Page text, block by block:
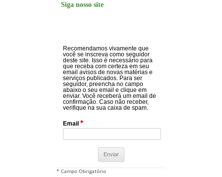
Siga nosso site
Recomendamos vivamente que
você se inscreva como seguidor
deste site. Isso é necessário para
que receba com certeza em seu
email avisos de novas matérias e
serviços publicados. Para ser
seguidor, preencha no campo
abaixo o seu email e clique em
enviar. Você receberá um email de
confirmação. Caso não receber,
verifique na sua caixa de spam.
Email *
* Campo Obrigatório